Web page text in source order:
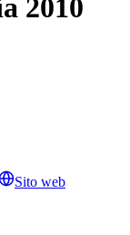
2010
Sito web